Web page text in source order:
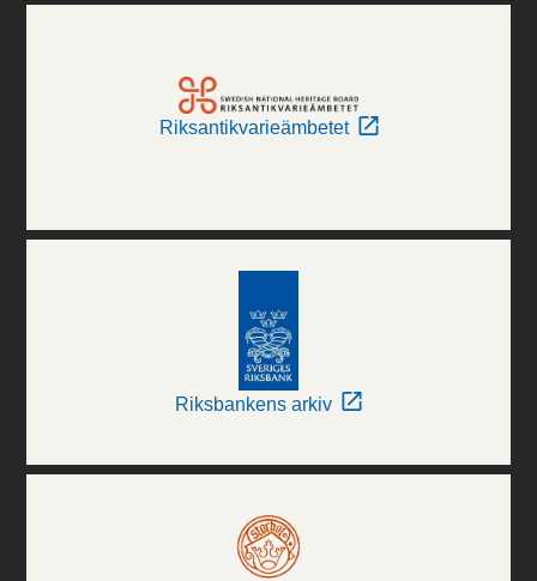
Riksantikvarieämbetet
Riksbankens arkiv